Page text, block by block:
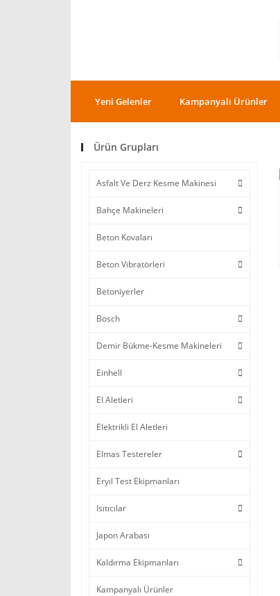
Yeni Gelenler Kampanyalı Ürünler
Ürün Grupları
Asfalt Ve Derz Kesme Makinesi
Bahçe Makineleri
Beton Kovaları
Beton Vibratörleri
Betoniyerler
Bosch
Demir Bükme-Kesme Makineleri
Einhell
El Aletleri
Elektrikli El Aletleri
Elmas Testereler
Eryıl Test Ekipmanları
Isıtıcılar
Japon Arabası
Kaldırma Ekipmanları
Kampanyalı Ürünler